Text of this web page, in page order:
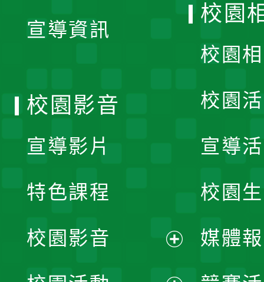
宣導資訊
校園
校園
校園
宣導
校園
媒體
校園影音
宣導影片
特色課程
校園影音